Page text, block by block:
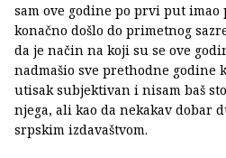
sam ove godine po prvi put
konačno došlo do primetnog
da je način na koji su se ove
nadmašio sve prethodne godine
utisak subjektivan i nisam baš
njega, ali kao da nekakav dobar
srpskim izdavaštvom.